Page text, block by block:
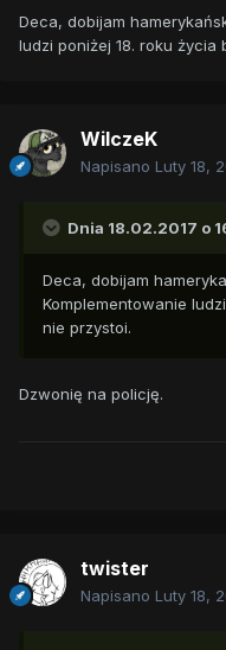
Deca, dobijam
ludzi poniżej 18. roku życia
WilczeK
Napisano Luty 18,
Dnia 18.02.2017 o
Deca, dobijam
Komplementowanie
nie przystoi.
Dzwonię na policję.
twister
Napisano Luty 18,